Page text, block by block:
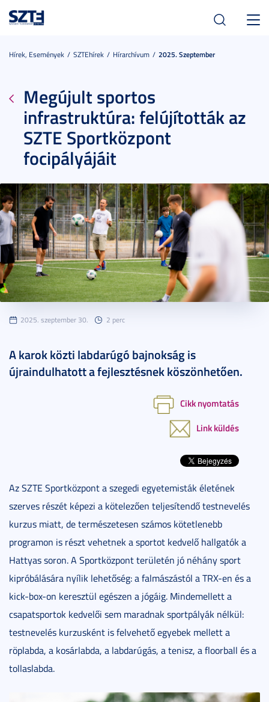
Hírek, Események SZTEhírek Hírarchívum 2025. Szeptember
Megújult sportos
infrastruktúra: felújították az
SZTE Sportközpont
focipályájáit
2025. szeptember 30. 2 perc
A karok közti labdarúgó bajnokság is
újraindulhatott a fejlesztésnek köszönhetően.
Cikk nyomtatás
Link küldés
Az SZTE Sportközpont a szegedi egyetemisták életének
szerves részét képezi a kötelezően teljesítendő testnevelés
kurzus miatt, de természetesen számos kötetlenebb
programon is részt vehetnek a sportot kedvelő hallgatók a
Hattyas soron. A Sportközpont területén jó néhány sport
kipróbálására nyílik lehetőség: a falmászástól a TRX-en és a
kick-box-on keresztül egészen a jógáig. Mindemellett a
csapatsportok kedvelői sem maradnak sportpályák nélkül:
testnevelés kurzusként is felvehető egyebek mellett a
röplabda, a kosárlabda, a labdarúgás, a tenisz, a floorball és a
tollaslabda.